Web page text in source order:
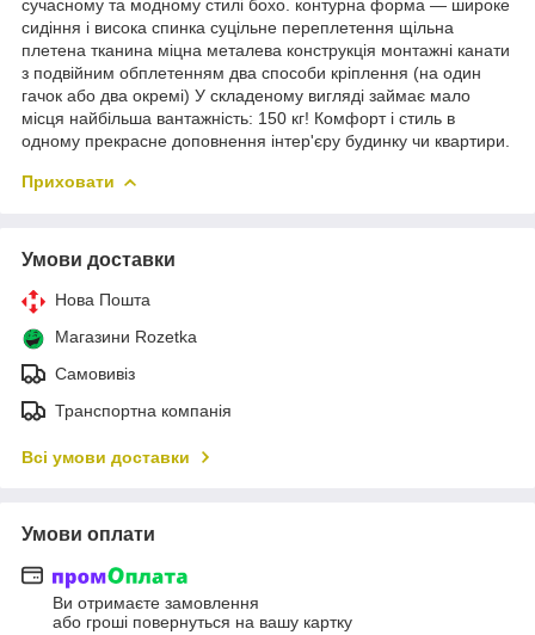
сучасному та модному стилі бохо. контурна форма — широке
сидіння і висока спинка суцільне переплетення щільна
плетена тканина міцна металева конструкція монтажні канати
з подвійним обплетенням два способи кріплення (на один
гачок або два окремі) У складеному вигляді займає мало
місця найбільша вантажність: 150 кг! Комфорт і стиль в
одному прекрасне доповнення інтер'єру будинку чи квартири.
Приховати
Умови доставки
Нова Пошта
Магазини Rozetka
Самовивіз
Транспортна компанія
Всі умови доставки
Умови оплати
Ви отримаєте замовлення
або гроші повернуться на вашу картку